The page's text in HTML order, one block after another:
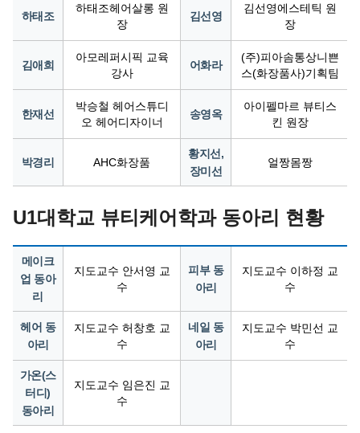
하태조
하태조헤어살롱 원
장
김선영
김선영에스테틱 원
장
김애희
아모레퍼시픽 교육
강사
어화라
(주)피아솜통상니쁜
스(화장품사)기획팀
한재선
박승철 헤어스튜디
오 헤어디자이너
송영옥
아이펠마르 뷰티스
킨 원장
박경리 AHC화장품
황지선,
장미선
얼짱몸짱
U1대학교 뷰티케어학과 동아리 현황
메이크
업 동아
리
지도교수 안서영 교
수
피부 동
아리
지도교수 이하정 교
수
헤어 동
아리
지도교수 허창호 교
수
네일 동
아리
지도교수 박민선 교
수
가온(스
터디)
동아리
지도교수 임은진 교
수